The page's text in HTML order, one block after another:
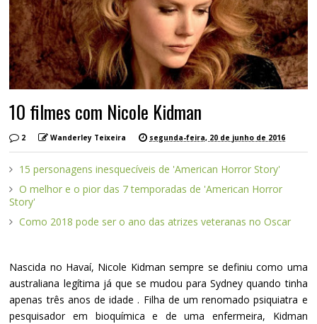
10 filmes com Nicole Kidman
2 Wanderley Teixeira segunda-feira, 20 de junho de 2016
15 personagens inesquecíveis de 'American Horror Story'
O melhor e o pior das 7 temporadas de 'American Horror
Story'
Como 2018 pode ser o ano das atrizes veteranas no Oscar
Nascida no Havaí, Nicole Kidman sempre se definiu como uma
australiana legítima já que se mudou para Sydney quando tinha
apenas três anos de idade . Filha de um renomado psiquiatra e
pesquisador em bioquímica e de uma enfermeira, Kidman